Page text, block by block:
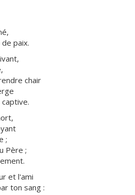
paix.
chair
;
Père ;
et l'ami
ton sang :